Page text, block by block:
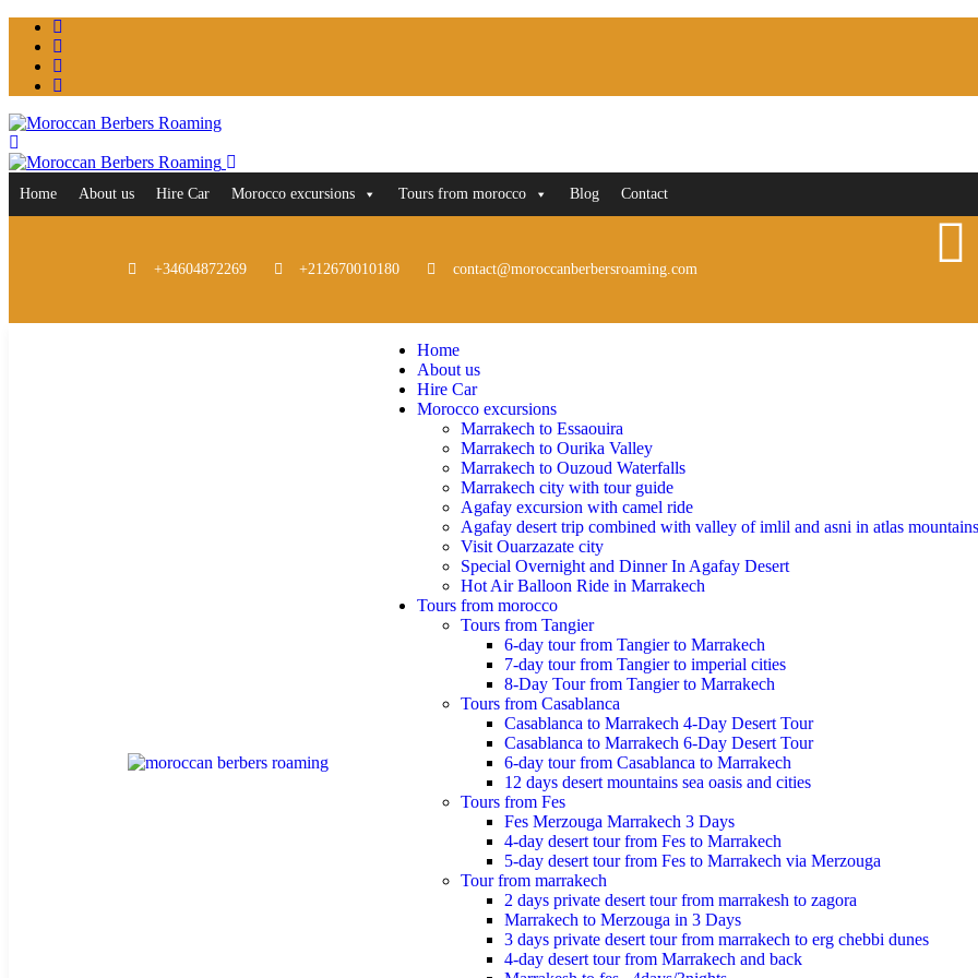
Home About us Hire Car Morocco excursions Tours from morocco Blog Contact
+34604872269 +212670010180 contact@moroccanberbersroaming.com
Home
About us
Hire Car
Morocco excursions
Marrakech to Essaouira
Marrakech to Ourika Valley
Marrakech to Ouzoud Waterfalls
Marrakech city with tour guide
Agafay excursion with camel ride
Agafay desert trip combined with valley of imlil and asni in atlas mountains
Visit Ouarzazate city
Special Overnight and Dinner In Agafay Desert
Hot Air Balloon Ride in Marrakech
Tours from morocco
Tours from Tangier
6-day tour from Tangier to Marrakech
7-day tour from Tangier to imperial cities
8-Day Tour from Tangier to Marrakech
Tours from Casablanca
Casablanca to Marrakech 4-Day Desert Tour
Casablanca to Marrakech 6-Day Desert Tour
6-day tour from Casablanca to Marrakech
12 days desert mountains sea oasis and cities
Tours from Fes
Fes Merzouga Marrakech 3 Days
4-day desert tour from Fes to Marrakech
5-day desert tour from Fes to Marrakech via Merzouga
Tour from marrakech
2 days private desert tour from marrakesh to zagora
Marrakech to Merzouga in 3 Days
3 days private desert tour from marrakech to erg chebbi dunes
4-day desert tour from Marrakech and back